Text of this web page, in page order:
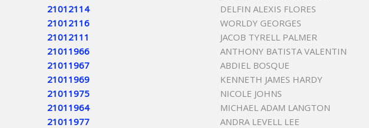
21012114
DELFIN ALEXIS FLORES
21012116
WORLDY GEORGES
21012111
JACOB TYRELL PALMER
21011966
ANTHONY BATISTA VALENTIN
21011967
ABDIEL BOSQUE
21011969
KENNETH JAMES HARDY
21011975
NICOLE JOHNS
21011964
MICHAEL ADAM LANGTON
21011977
ANDRA LEVELL LEE